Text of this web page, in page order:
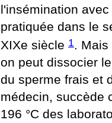
l'insémination
pratiquée dans le
XIXe siècle 1.
on peut dissocier
du sperme frais et
médecin, succède
196 °C des